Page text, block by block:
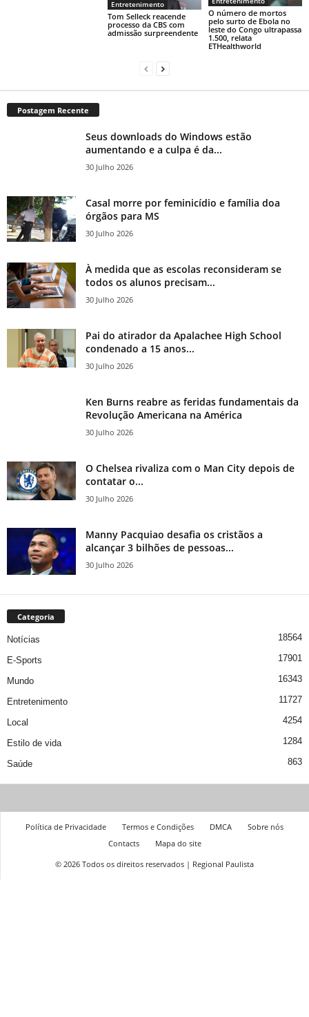
Entretenimento
Tom Selleck reacende
processo da CBS com
admissão surpreendente
O número de mortos
pelo surto de Ebola no
leste do Congo ultrapassa
1.500, relata
ETHealthworld
Postagem Recente
Seus downloads do Windows estão
aumentando e a culpa é da...
30 Julho 2026
Casal morre por feminicídio e família doa
órgãos para MS
30 Julho 2026
À medida que as escolas reconsideram se
todos os alunos precisam...
30 Julho 2026
Pai do atirador da Apalachee High School
condenado a 15 anos...
30 Julho 2026
Ken Burns reabre as feridas fundamentais da
Revolução Americana na América
30 Julho 2026
O Chelsea rivaliza com o Man City depois de
contatar o...
30 Julho 2026
Manny Pacquiao desafia os cristãos a
alcançar 3 bilhões de pessoas...
30 Julho 2026
Categoria
Notícias 18564
E-Sports 17901
Mundo 16343
Entretenimento 11727
Local 4254
Estilo de vida 1284
Saúde 863
Política de Privacidade Termos e Condições DMCA
Sobre nós
Contacts
Mapa do site
© 2026 Todos os direitos reservados | Regional Paulista